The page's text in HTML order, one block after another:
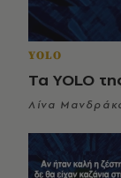
YOLO
Τα YOLO
Λίνα